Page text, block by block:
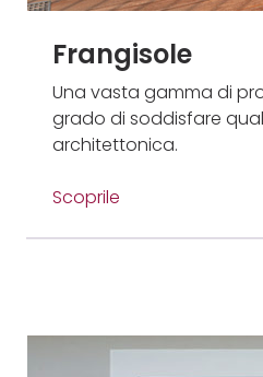
Frangisole
Una vasta gamma di
grado di soddisfare
architettonica.
Scoprile